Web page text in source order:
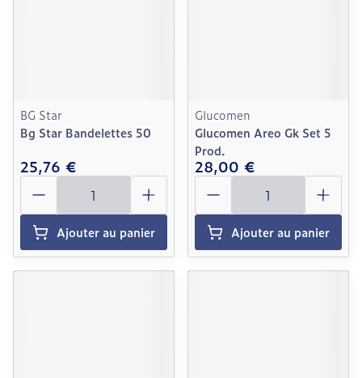
BG Star
Bg Star Bandelettes 50
25,76 €
Quantité
Ajouter au panier
Glucomen
Glucomen Areo Gk Set 5
Prod.
28,00 €
Quantité
Ajouter au panier